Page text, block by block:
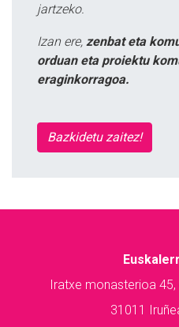
jartzeko.
Izan ere, zenbat eta
orduan eta proiektu
eraginkorragoa.
Bazkidetu zaitez!
Iratxe monasterioa
31011